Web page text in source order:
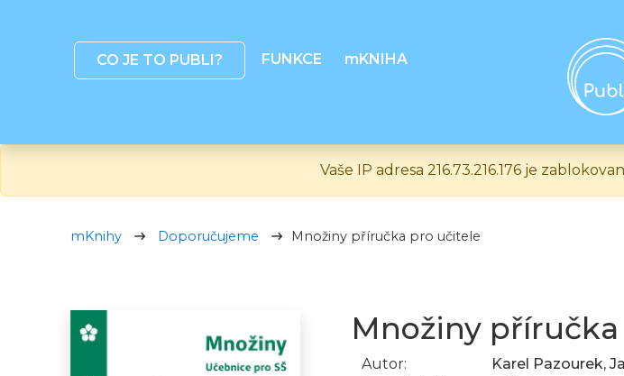
CO JE TO PUBLI? FUNKCE mKNIHA
Vaše IP adresa 216.73.216.176 je
mKnihy Doporučujeme Množiny příručka pro učitele
Množiny
Autor:
Karel Pazourek,